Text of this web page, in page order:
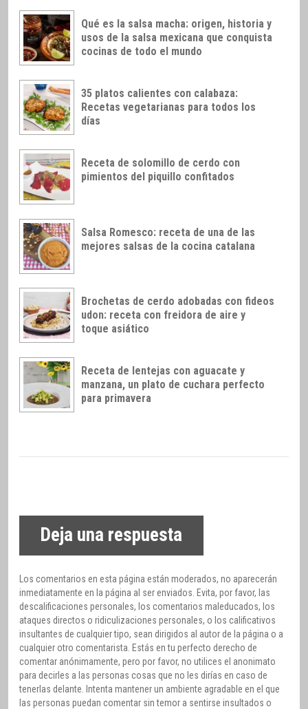
Qué es la salsa macha: origen, historia y
usos de la salsa mexicana que conquista
cocinas de todo el mundo
35 platos calientes con calabaza:
Recetas vegetarianas para todos los
días
Receta de solomillo de cerdo con
pimientos del piquillo confitados
Salsa Romesco: receta de una de las
mejores salsas de la cocina catalana
Brochetas de cerdo adobadas con fideos
udon: receta con freidora de aire y
toque asiático
Receta de lentejas con aguacate y
manzana, un plato de cuchara perfecto
para primavera
Deja una respuesta
Los comentarios en esta página están moderados, no aparecerán
inmediatamente en la página al ser enviados. Evita, por favor, las
descalificaciones personales, los comentarios maleducados, los
ataques directos o ridiculizaciones personales, o los calificativos
insultantes de cualquier tipo, sean dirigidos al autor de la página o a
cualquier otro comentarista. Estás en tu perfecto derecho de
comentar anónimamente, pero por favor, no utilices el anonimato
para decirles a las personas cosas que no les dirías en caso de
tenerlas delante. Intenta mantener un ambiente agradable en el que
las personas puedan comentar sin temor a sentirse insultados o